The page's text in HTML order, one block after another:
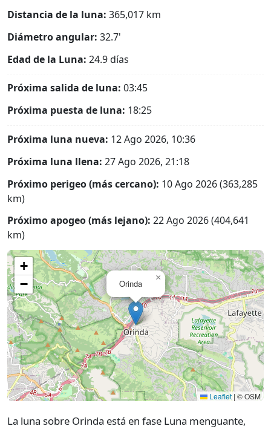
Distancia de la luna: 365,017 km
Diámetro angular: 32.7'
Edad de la Luna: 24.9 días
Próxima salida de luna: 03:45
Próxima puesta de luna: 18:25
Próxima luna nueva: 12 Ago 2026, 10:36
Próxima luna llena: 27 Ago 2026, 21:18
Próximo perigeo (más cercano): 10 Ago 2026 (363,285
km)
Próximo apogeo (más lejano): 22 Ago 2026 (404,641
km)
Orinda
×
+
−
Leaflet | © OSM
La luna sobre Orinda está en fase Luna menguante,